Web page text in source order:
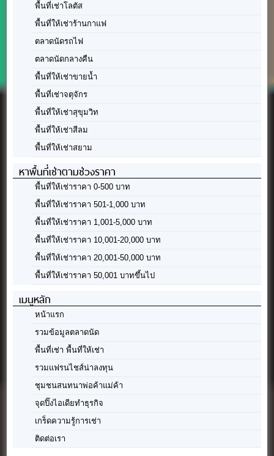
พื้นที่เช่าโลตัส
พื้นที่ให้เช่าร้านกาแฟ
ตลาดนัดรถไฟ
ตลาดนัดกลางคืน
พื้นที่ให้เช่าขายน้ำ
พื้นที่เช่าจตุจักร
พื้นที่ให้เช่าสุขุมวิท
พื้นที่ให้เช่าสีลม
พื้นที่ให้เช่าสยาม
หาพื้นที่เช่าตามช่วงราคา
พื้นที่ให้เช่าราคา 0-500 บาท
พื้นที่ให้เช่าราคา 501-1,000 บาท
พื้นที่ให้เช่าราคา 1,001-5,000 บาท
พื้นที่ให้เช่าราคา 10,001-20,000 บาท
พื้นที่ให้เช่าราคา 20,001-50,000 บาท
พื้นที่ให้เช่าราคา 50,001 บาทขึ้นไป
เมนูหลัก
หน้าแรก
รวมข้อมูลตลาดนัด
พื้นที่เช่า พื้นที่ให้เช่า
รวมแฟรนไชส์น่าลงทุน
ชุมชนสนทนาพ่อค้าแม่ค้า
จุดปิ๊งไอเดียทำธุรกิจ
เกร็ดความรู้การเช่า
ติดต่อเรา